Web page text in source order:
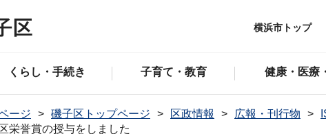
横浜市トップ
くらし・手続き 子育て・教育 健康・医療
ージ 磯子区トップページ 区政情報 広報・刊行物
栄誉賞の授与をしました